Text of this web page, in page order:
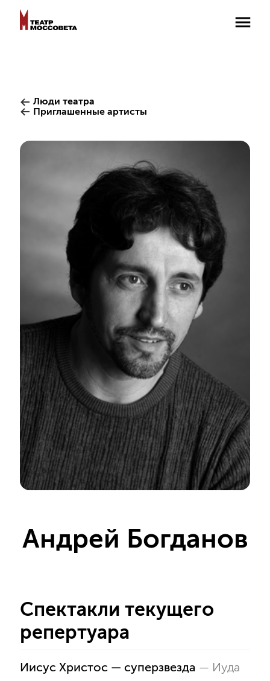
Люди театра
Приглашенные артисты
Андрей Богданов
Спектакли текущего
репертуара
Иисус Христос — суперзвезда — Иуда